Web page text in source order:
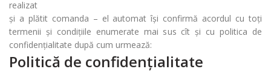
realizat
și a plătit comanda – el automat își confirmă acordul cu toți
termenii și condițiile enumerate mai sus cît și cu politica de
confidențialitate după cum urmează:
Politică de confidențialitate